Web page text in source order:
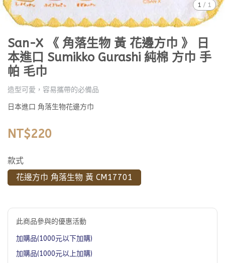
1 / 1
San-X 《 角落生物 黃 花邊方巾 》 日
本進口 Sumikko Gurashi 純棉 方巾 手
帕 毛巾
造型可愛，容易攜帶的必備品
日本進口 角落生物花邊方巾
NT$220
款式
花邊方巾 角落生物 黃 CM17701
此商品參與的優惠活動
加購品(1000元以下加購)
加購品(1000元以上加購)